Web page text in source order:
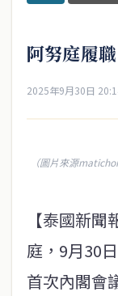
阿努庭履
2025年9月30日
（圖片來源
【泰國新
庭，9月30
首次內閣會